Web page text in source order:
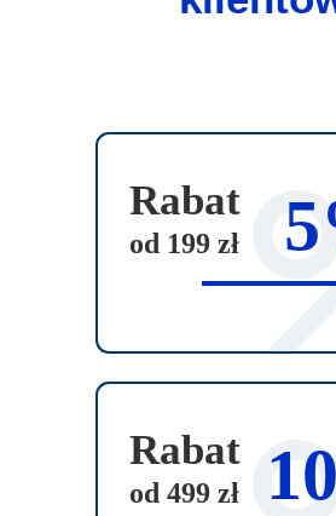
Rabat
od 199 zł
Rabat
od 499 zł